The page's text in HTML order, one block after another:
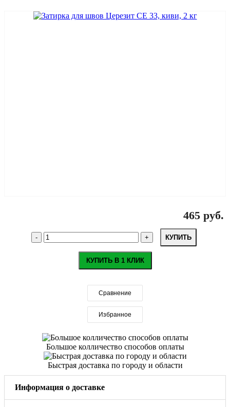
465 руб.
КУПИТЬ
КУПИТЬ В 1 КЛИК
Сравнение
Избранное
Большое колличество способов оплаты
Быстрая доставка по городу и области
Информация о доставке